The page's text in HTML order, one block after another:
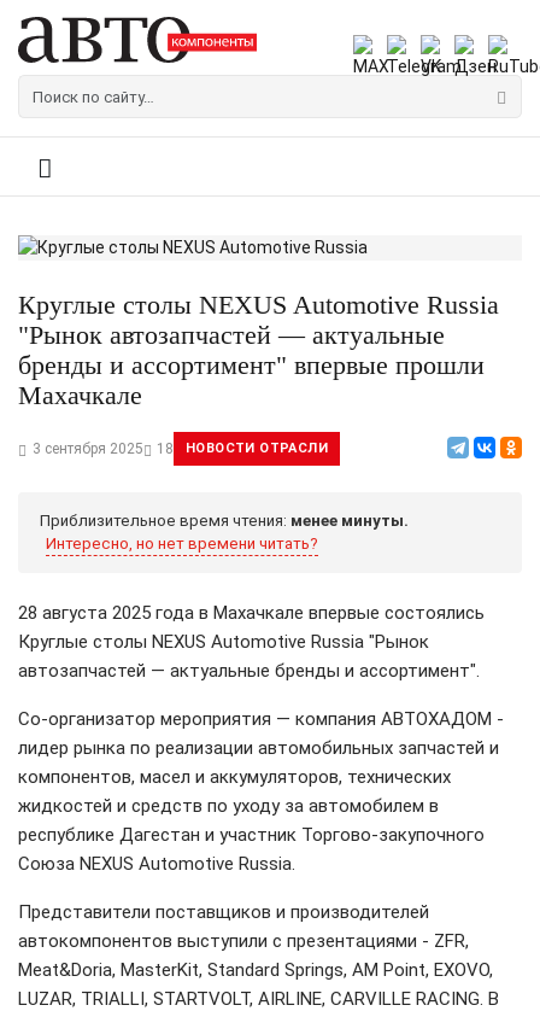
Круглые столы NEXUS Automotive Russia
"Рынок автозапчастей — актуальные
бренды и ассортимент" впервые прошли
Махачкале
3 сентября 2025 18 НОВОСТИ ОТРАСЛИ
Приблизительное время чтения: менее минуты.
Интересно, но нет времени читать?
28 августа 2025 года в Махачкале впервые состоялись
Круглые столы NEXUS Automotive Russia "Рынок
автозапчастей — актуальные бренды и ассортимент".
Со-организатор мероприятия — компания АВТОХАДОМ -
лидер рынка по реализации автомобильных запчастей и
компонентов, масел и аккумуляторов, технических
жидкостей и средств по уходу за автомобилем в
республике Дагестан и участник Торгово-закупочного
Союза NEXUS Automotive Russia.
Представители поставщиков и производителей
автокомпонентов выступили с презентациями - ZFR,
Meat&Doria, MasterKit, Standard Springs, AM Point, EXOVO,
LUZAR, TRIALLI, STARTVOLT, AIRLINE, CARVILLE RACING. В